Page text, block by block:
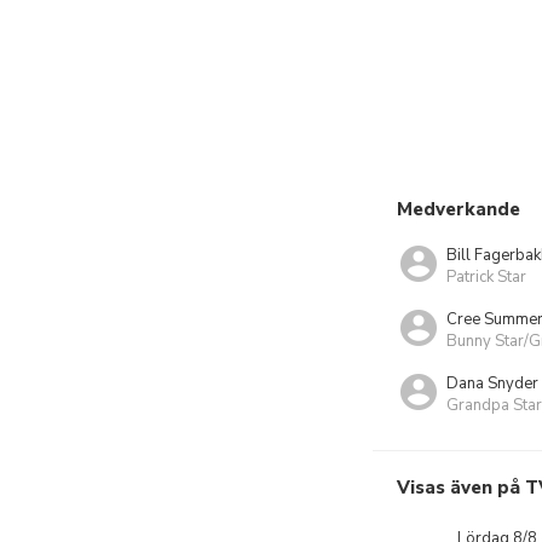
Medverkande
Bill
Patrick Star
Cree Summer
Bunny Star/
Dana Snyder
Grandpa Star
Visas även på